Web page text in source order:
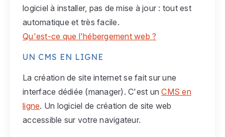
logiciel à installer, pas de mise à jour : tout est
automatique et très facile.
Qu'est-ce que l'hébergement web ?
UN CMS EN LIGNE
La création de site internet se fait sur une
interface dédiée (manager). C'est unCMS en
ligne. Un logiciel de création de site web
accessible sur votre navigateur.